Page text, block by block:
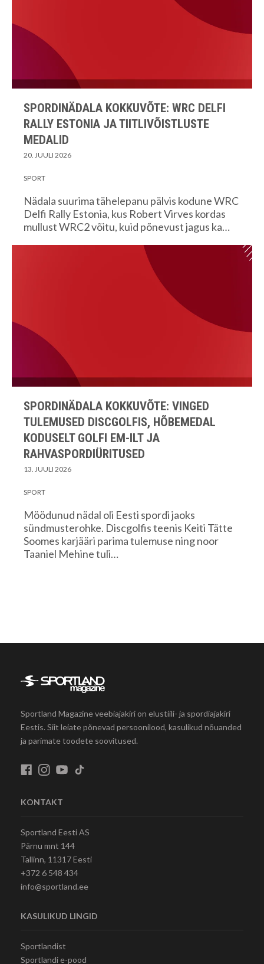
SPORDINÄDALA KOKKUVÕTE: WRC DELFI
RALLY ESTONIA JA TIITLIVÕISTLUSTE
MEDALID
20. JUULI 2026
SPORT
Nädala suurima tähelepanu pälvis kodune WRC
Delfi Rally Estonia, kus Robert Virves kordas
mullust WRC2 võitu, kuid põnevust jagus ka…
SPORDINÄDALA KOKKUVÕTE: VINGED
TULEMUSED DISCGOLFIS, HÕBEMEDAL
KODUSELT GOLFI EM-ILT JA
RAHVASPORDIÜRITUSED
13. JUULI 2026
SPORT
Möödunud nädal oli Eesti spordi jaoks
sündmusterohke. Discgolfis teenis Keiti Tätte
Soomes karjääri parima tulemuse ning noor
Taaniel Mehine tuli…
Sportland Magazine veebiajakiri on elustiili- ja spordiajakiri
Eestis. Siit leiate põnevad persoonilood, kasulikud nõuanded
ja parimate toodete soovitused.
KONTAKT
Sportland Eesti AS
Pärnu mnt 144
Tallinn, 11317 Eesti
+372 6 548 434
info@sportland.ee
KASULIKUD LINGID
Sportlandist
Sportlandi e-pood